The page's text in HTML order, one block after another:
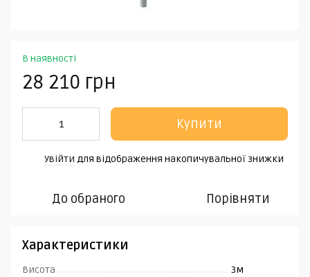
В наявності
28 210 грн
Купити
Увійти для відображення накопичувальної знижки
До обраного Порівняти
Характеристики
Висота 3м